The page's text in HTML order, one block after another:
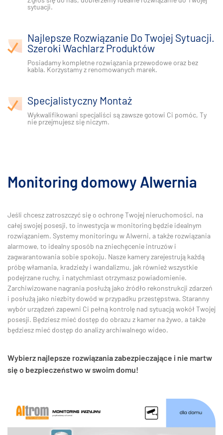
sytuacji.
Najlepsze Rozwiązanie Do Twojej Sytuacji.
Szeroki Wachlarz Produktów
Posiadamy kompletne rozwiązania przewodowe oraz bez
kabla. Korzystamy z renomowanych marek.
Specjalistyczny Montaż
Wykwalifikowani specjaliści są zawsze gotowi Ci pomóc, Ty
nie przejmujesz się niczym.
Monitoring domowy Alwernia
Jeśli chcesz zatroszczyć się o ochronę Twojej nieruchomości, na
całej swojej posesji, to inwestycja w monitoring będzie idealnym
rozwiązaniem. Systemy monitoringu w Alwerni, a także rozwiązania
alarmowe, to idealny sposób na zniechęcenie intruzów i
zagwarantowania sobie spokoju. Nasze kamery zarejestrują każdą
próbę włamania, kradzieży i wandalizmu, jak również wszystkie
podejrzane ruchy, i natychmiast otrzymasz powiadomienie.
Zarchiwizowane nagrania posłużą jako źródło rekonstrukcji zdarzeń
i posłużą jako niezbity dowód w przypadku przestępstwa. Staranny
wybór urządzeń zapewni Ci pełną kontrolę nad sytuacją wokół Twojej
posesji. Będziesz mieć dostęp do obrazu z kamer na żywo, a także
będziesz mieć dostęp do analizy archiwalnego wideo.
Wybierz najlepsze rozwiązania zabezpieczające i nie martw
się o bezpieczeństwo w swoim domu!